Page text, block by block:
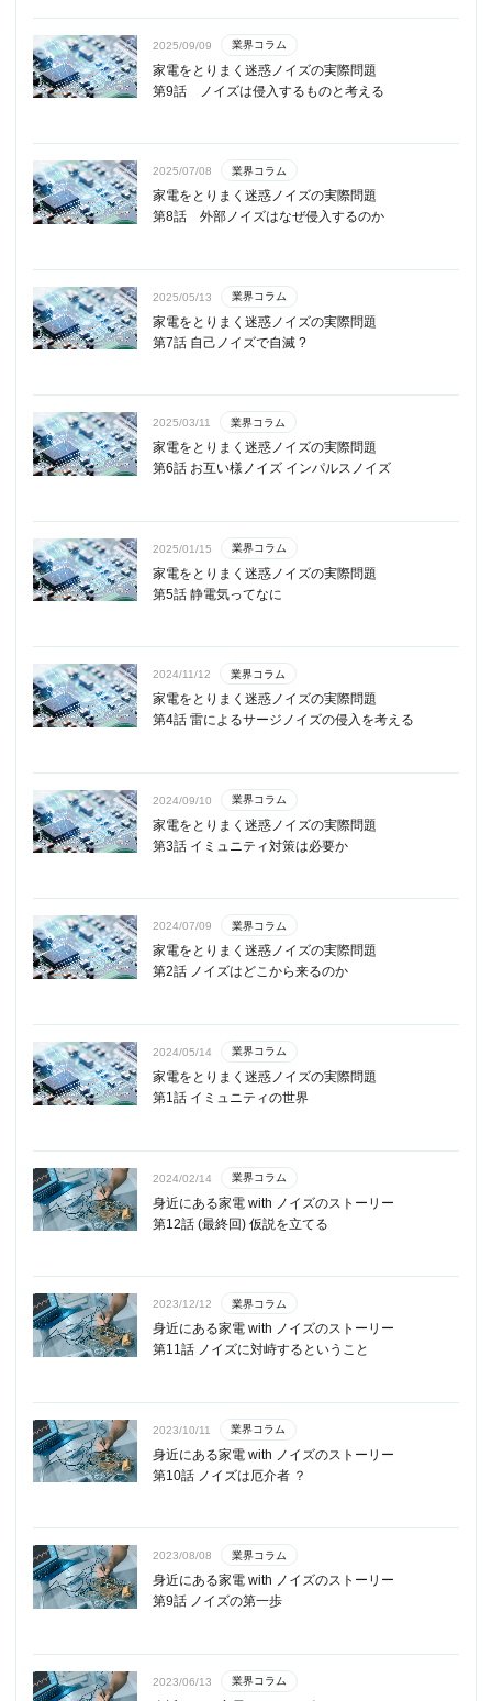
2025/09/09 業界コラム
家電をとりまく迷惑ノイズの実際問題
第9話 ノイズは侵入するものと考える
2025/07/08 業界コラム
家電をとりまく迷惑ノイズの実際問題
第8話 外部ノイズはなぜ侵入するのか
2025/05/13 業界コラム
家電をとりまく迷惑ノイズの実際問題
第7話 自己ノイズで自滅 ?
2025/03/11 業界コラム
家電をとりまく迷惑ノイズの実際問題
第6話 お互い様ノイズ インパルスノイズ
2025/01/15 業界コラム
家電をとりまく迷惑ノイズの実際問題
第5話 静電気ってなに
2024/11/12 業界コラム
家電をとりまく迷惑ノイズの実際問題
第4話 雷によるサージノイズの侵入を考える
2024/09/10 業界コラム
家電をとりまく迷惑ノイズの実際問題
第3話 イミュニティ対策は必要か
2024/07/09 業界コラム
家電をとりまく迷惑ノイズの実際問題
第2話 ノイズはどこから来るのか
2024/05/14 業界コラム
家電をとりまく迷惑ノイズの実際問題
第1話 イミュニティの世界
2024/02/14 業界コラム
身近にある家電 with ノイズのストーリー
第12話 (最終回) 仮説を立てる
2023/12/12 業界コラム
身近にある家電 with ノイズのストーリー
第11話 ノイズに対峙するということ
2023/10/11 業界コラム
身近にある家電 with ノイズのストーリー
第10話 ノイズは厄介者 ？
2023/08/08 業界コラム
身近にある家電 with ノイズのストーリー
第9話 ノイズの第一歩
2023/06/13 業界コラム